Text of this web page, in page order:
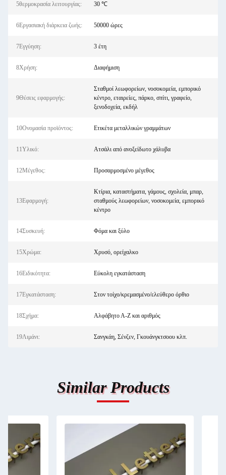
5θερμοκρασία λειτουργίας: 30 ℃
6Εργασιακή διάρκεια ζωής: 50000 ώρες
7Εγγύηση: 3 έτη
8Χρήση: Διαφήμιση
9Θέσεις εφαρμογής:
Σταθμοί λεωφορείων, νοσοκομεία, εμπορικό
κέντρο, εταιρείες, πάρκο, σπίτι, γραφείο,
ξενοδοχεία, εκδήλ
10Ονομασία προϊόντος: Ετικέτα μεταλλικών γραμμάτων
11Υλικό: Ατσάλι από ανοξείδωτο χάλυβα
12Μέγεθος: Προσαρμοσμένο μέγεθος
13Εφαρμογή:
Κτίρια, καταστήματα, γάμους, σχολεία, μπαρ,
σταθμούς λεωφορείων, νοσοκομεία, εμπορικό
κέντρο
14Συσκευή: Φόμα και ξύλο
15Χρώμα: Χρυσό, ορείχαλκο
16Ειδικότητα: Εύκολη εγκατάσταση
17Εγκατάσταση: Στον τοίχο/κρεμασμένο/ελεύθερο όρθιο
18Σχήμα: Αλφάβητο Α-Ζ και αριθμός
19Λιμάνι: Σανγκάη, Σένζεν, Γκουάνγκτσοου κλπ.
Similar Products